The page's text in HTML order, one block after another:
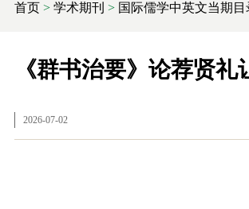
首页> 学术期刊 > 国际儒学中英文当期目
《群书治要》论荐贤礼
2026-07-02